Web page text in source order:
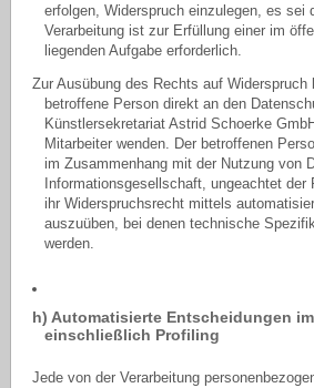
erfolgen, Widerspruch einzulegen, es sei
Verarbeitung ist zur Erfüllung einer im
liegenden Aufgabe erforderlich.
Zur Ausübung des Rechts auf Widerspruch
betroffene Person direkt an den
Künstlersekretariat Astrid Schoerke
Mitarbeiter wenden. Der betroffenen
im Zusammenhang mit der Nutzung von
Informationsgesellschaft, ungeachtet der
ihr Widerspruchsrecht mittels
auszuüben, bei denen technische
werden.
h) Automatisierte Entscheidungen
einschließlich Profiling
Jede von der Verarbeitung